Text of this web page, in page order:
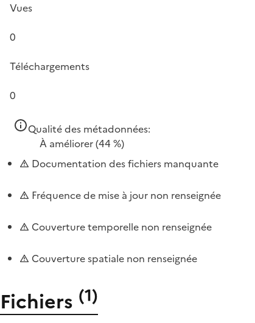
Vues
0
Téléchargements
0
Qualité des métadonnées:
À améliorer(44 %)
Documentation des fichiers manquante
Fréquence de mise à jour non renseignée
Couverture temporelle non renseignée
Couverture spatiale non renseignée
Fichiers (1)